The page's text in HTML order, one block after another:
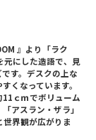
』より「ラク
にした造語で、見
す。デスクの上な
くなっています。
ｃｍでボリューム
アスラン・ザラ」
界観が広がりま